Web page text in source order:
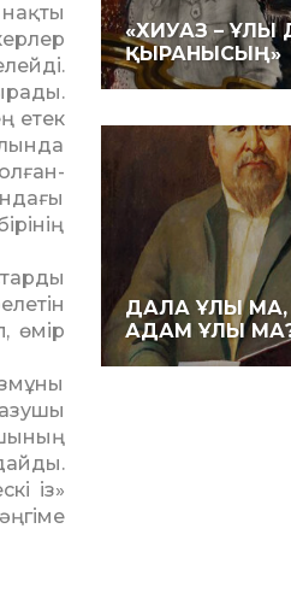
етек
өмір
із»
«ХИУАЗ – ҰЛЫ
ҚЫРАНЫСЫҢ»
ДАЛА ҰЛЫ МА,
АДАМ ҰЛЫ